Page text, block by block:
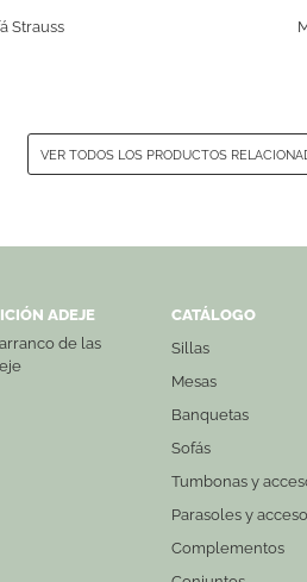
Strauss
VER TODOS LOS PRODUCTOS
ADEJE
de las
CATÁLOGO
Sillas
Mesas
Banquetas
Sofás
Tumbonas y
Parasoles y
Complementos